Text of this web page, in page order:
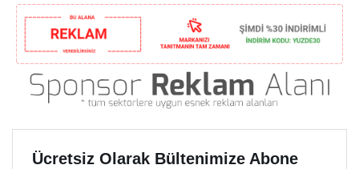
Ücretsiz Olarak Bültenimize Abone